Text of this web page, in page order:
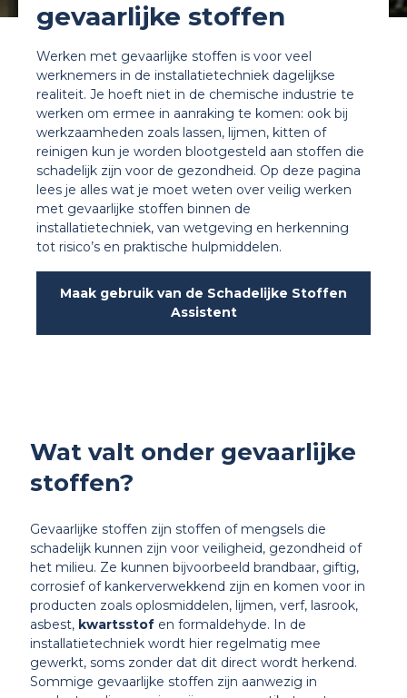
gevaarlijke stoffen
Werken met gevaarlijke stoffen is voor veel
werknemers in de installatietechniek dagelijkse
realiteit. Je hoeft niet in de chemische industrie te
werken om ermee in aanraking te komen: ook bij
werkzaamheden zoals lassen, lijmen, kitten of
reinigen kun je worden blootgesteld aan stoffen die
schadelijk zijn voor de gezondheid. Op deze pagina
lees je alles wat je moet weten over veilig werken
met gevaarlijke stoffen binnen de
installatietechniek, van wetgeving en herkenning
tot risico’s en praktische hulpmiddelen.
Maak gebruik van de Schadelijke Stoffen
Assistent
Wat valt onder gevaarlijke
stoffen?
Gevaarlijke stoffen zijn stoffen of mengsels die
schadelijk kunnen zijn voor veiligheid, gezondheid of
het milieu. Ze kunnen bijvoorbeeld brandbaar, giftig,
corrosief of kankerverwekkend zijn en komen voor in
producten zoals oplosmiddelen, lijmen, verf, lasrook,
asbest, kwartsstof en formaldehyde. In de
installatietechniek wordt hier regelmatig mee
gewerkt, soms zonder dat dit direct wordt herkend.
Sommige gevaarlijke stoffen zijn aanwezig in